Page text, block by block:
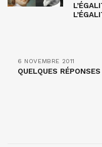
6 NOVEMBRE 2011
QUELQUES